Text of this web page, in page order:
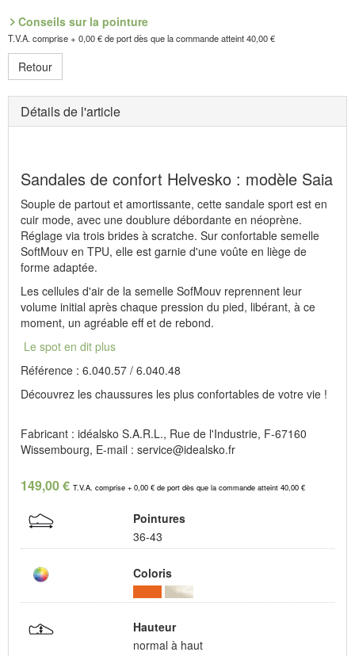
Conseils sur la pointure
T.V.A. comprise + 0,00 € de port dès que la commande atteint 40,00 €
Retour
Détails de l'article
Sandales de confort Helvesko : modèle Saia
Souple de partout et amortissante, cette sandale sport est en
cuir mode, avec une doublure débordante en néoprène.
Réglage via trois brides à scratche. Sur confortable semelle
SoftMouv en TPU, elle est garnie d'une voûte en liège de
forme adaptée.
Les cellules d'air de la semelle SofMouv reprennent leur
volume initial après chaque pression du pied, libérant, à ce
moment, un agréable eff et de rebond.
Le spot en dit plus
Référence : 6.040.57 / 6.040.48
Découvrez les chaussures les plus confortables de votre vie !
Fabricant : idéalsko S.A.R.L., Rue de l'Industrie, F-67160
Wissembourg, E-mail : service@idealsko.fr
149,00 € T.V.A. comprise + 0,00 € de port dès que la commande atteint 40,00 €
Pointures
36-43
Coloris
Hauteur
normal à haut